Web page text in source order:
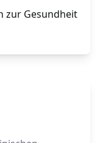
zur Gesundheit